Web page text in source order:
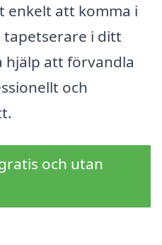
enkelt att komma i
i ditt
hjälp att förvandla
och
och utan